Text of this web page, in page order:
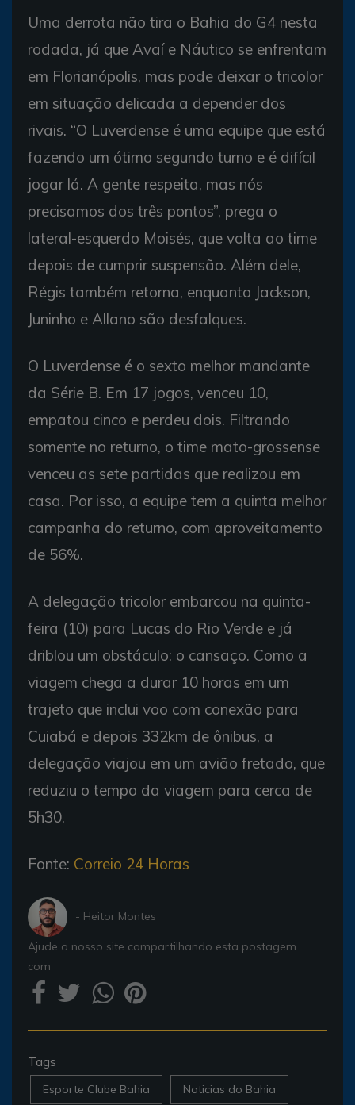
Uma derrota não tira o Bahia do G4 nesta
rodada, já que Avaí e Náutico se enfrentam
em Florianópolis, mas pode deixar o tricolor
em situação delicada a depender dos
rivais. “O Luverdense é uma equipe que está
fazendo um ótimo segundo turno e é difícil
jogar lá. A gente respeita, mas nós
precisamos dos três pontos”, prega o
lateral-esquerdo Moisés, que volta ao time
depois de cumprir suspensão. Além dele,
Régis também retorna, enquanto Jackson,
Juninho e Allano são desfalques.
O Luverdense é o sexto melhor mandante
da Série B. Em 17 jogos, venceu 10,
empatou cinco e perdeu dois. Filtrando
somente no returno, o time mato-grossense
venceu as sete partidas que realizou em
casa. Por isso, a equipe tem a quinta melhor
campanha do returno, com aproveitamento
de 56%.
A delegação tricolor embarcou na quinta-
feira (10) para Lucas do Rio Verde e já
driblou um obstáculo: o cansaço. Como a
viagem chega a durar 10 horas em um
trajeto que inclui voo com conexão para
Cuiabá e depois 332km de ônibus, a
delegação viajou em um avião fretado, que
reduziu o tempo da viagem para cerca de
5h30.
Fonte: Correio 24 Horas
- Heitor Montes
Ajude o nosso site compartilhando esta postagem
com
Tags
Esporte Clube Bahia Noticias do Bahia